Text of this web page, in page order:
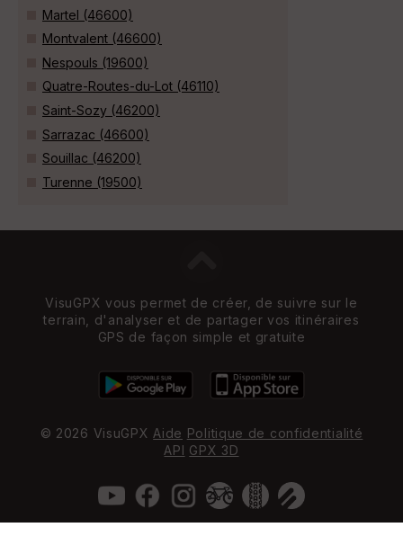
Martel (46600)
Montvalent (46600)
Nespouls (19600)
Quatre-Routes-du-Lot (46110)
Saint-Sozy (46200)
Sarrazac (46600)
Souillac (46200)
Turenne (19500)
VisuGPX vous permet de créer, de suivre sur le
terrain, d'analyser et de partager vos itinéraires
GPS de façon simple et gratuite
© 2026 VisuGPX Aide Politique de confidentialité
API GPX 3D